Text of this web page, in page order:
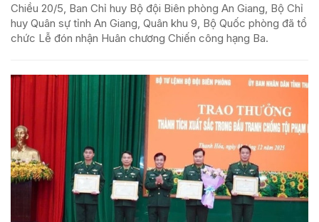
Chiều 20/5, Ban Chỉ huy Bộ đội Biên phòng An Giang, Bộ Chỉ
huy Quân sự tỉnh An Giang, Quân khu 9, Bộ Quốc phòng đã tổ
chức Lễ đón nhận Huân chương Chiến công hạng Ba.